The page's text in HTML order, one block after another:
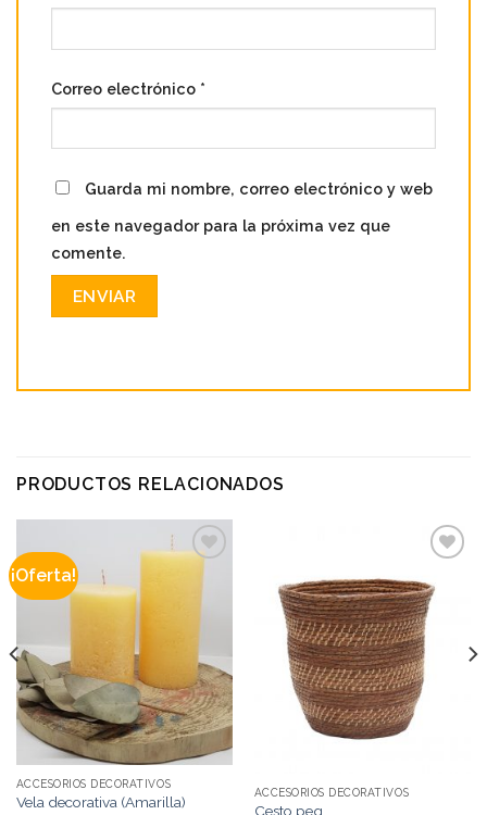
Correo electrónico *
Guarda mi nombre, correo electrónico y web
en este navegador para la próxima vez que
comente.
PRODUCTOS RELACIONADOS
¡Oferta!
Add to
ACCESORIOS DECORATIVOS
Vela decorativa (Amarilla)
wishlist
ACCESORIOS DECORATIVOS
Cesto peq.